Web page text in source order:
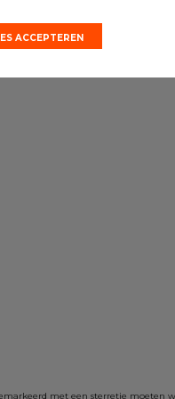
met een sterretje
ACCEPTEREN